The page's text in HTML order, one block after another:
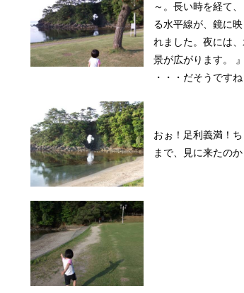
～。長い時を経て
る水平線が、鏡に
れました。夜には
景が広がります。 』
・・・だそうですね
おぉ！足利義満！
まで、見に来たの